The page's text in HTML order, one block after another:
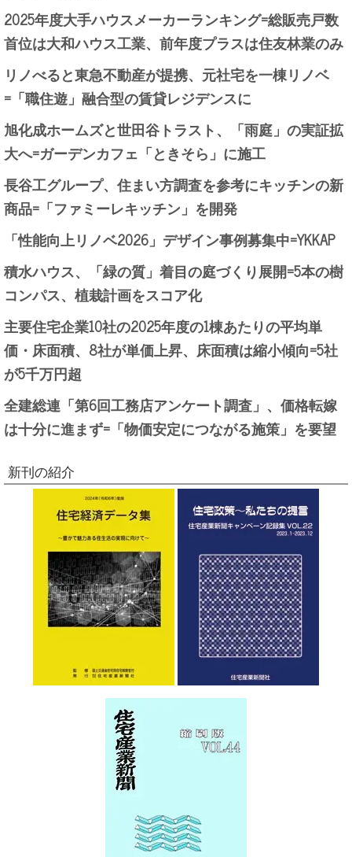
2025年度大手ハウスメーカーランキング=総販売戸数
首位は大和ハウス工業、前年度プラスは住友林業のみ
リノべると東急不動産が提携、元社宅を一棟リノベ
=「職住遊」融合型の賃貸レジデンスに
旭化成ホームズと世田谷トラスト、「雨庭」の実証拡
大へ=ガーデンカフェ「ときそら」に施工
長谷工グループ、住まい方調査を参考にキッチンの新
商品=「ファミーレキッチン」を開発
「性能向上リノベ2026」デザイン事例募集中=YKKAP
積水ハウス、「緑の質」着目の庭づくり展開=5本の樹
コンパス、植栽計画をスコア化
主要住宅企業10社の2025年度の1棟あたりの平均単
価・床面積、8社が単価上昇、床面積は縮小傾向=5社
が5千万円超
全建総連「第6回工務店アンケート調査」、価格転嫁
は十分に進まず=「物価安定につながる施策」を要望
新刊の紹介